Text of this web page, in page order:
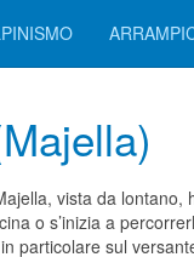
vista da lontano,
o s’inizia a
particolare sul